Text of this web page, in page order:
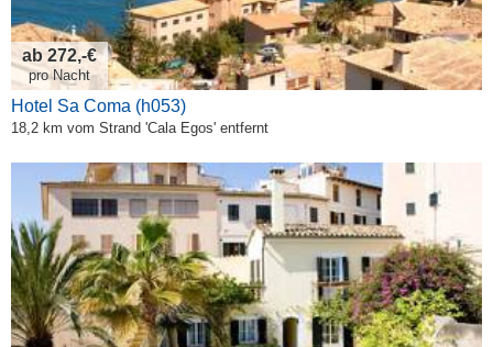
ab 272,-€
pro Nacht
Hotel Sa Coma (h053)
18,2 km vom Strand 'Cala Egos' entfernt